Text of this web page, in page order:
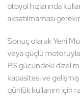
otoyol hızlarında
aksatılmaması
Sonuç olarak Yeni
veya güçlü
PS gücündeki dizel
kapasitesi ve
günlük kullanım için